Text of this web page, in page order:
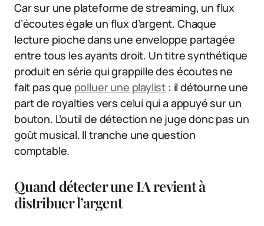
Car sur une plateforme de streaming, un flux
d’écoutes égale un flux d’argent. Chaque
lecture pioche dans une enveloppe partagée
entre tous les ayants droit. Un titre synthétique
produit en série qui grappille des écoutes ne
fait pas que polluer une playlist : il détourne une
part de royalties vers celui qui a appuyé sur un
bouton. L’outil de détection ne juge donc pas un
goût musical. Il tranche une question
comptable.
Quand détecter une IA revient à
distribuer l’argent